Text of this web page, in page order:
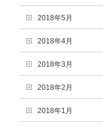
2018年5月
2018年4月
2018年3月
2018年2月
2018年1月